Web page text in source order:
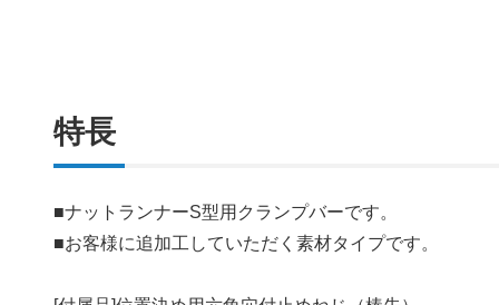
特長
■ナットランナーS型用クランプバーです。
■お客様に追加工していただく素材タイプです。